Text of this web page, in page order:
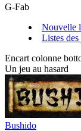
G-Fab
Nouvelle
Listes
Encart colonne
Un jeu au hasard
Bushido